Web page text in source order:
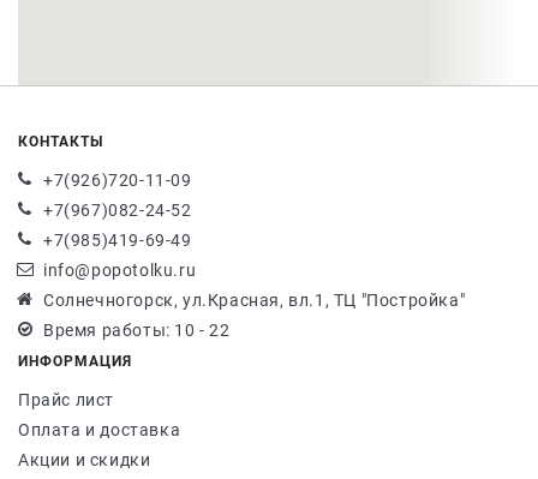
КОНТАКТЫ
+7(926)720-11-09
+7(967)082-24-52
+7(985)419-69-49
info@popotolku.ru
Солнечногорск, ул.Красная, вл.1, ТЦ "Постройка"
Время работы: 10 - 22
ИНФОРМАЦИЯ
Прайс лист
Оплата и доставка
Акции и скидки